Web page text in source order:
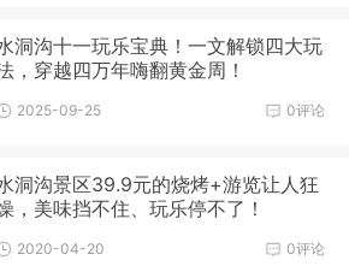
洞沟十一玩乐宝典！一文解锁四大玩
，穿越四万年嗨翻黄金周！
0评论
2025-09-25
洞沟景区39.9元的烧烤+游览让人狂
，美味挡不住、玩乐停不了！
0评论
2020-04-20